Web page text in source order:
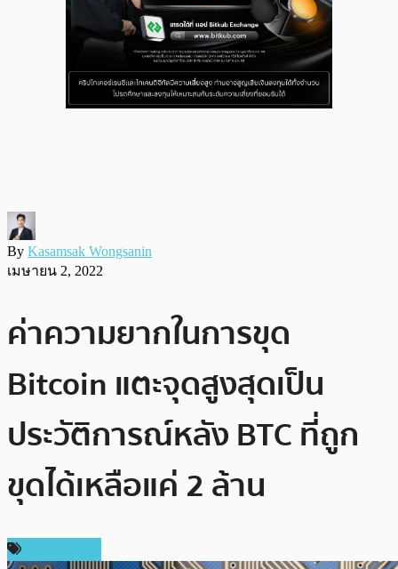
By Kasamsak Wongsanin
เมษายน 2, 2022
ค่าความยากในการขุด
Bitcoin แตะจุดสูงสุดเป็น
ประวัติการณ์หลัง BTC ที่ถูก
ขุดได้เหลือแค่ 2 ล้าน